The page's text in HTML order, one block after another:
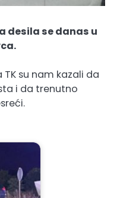
desila se danas u
su nam kazali da
i da trenutno